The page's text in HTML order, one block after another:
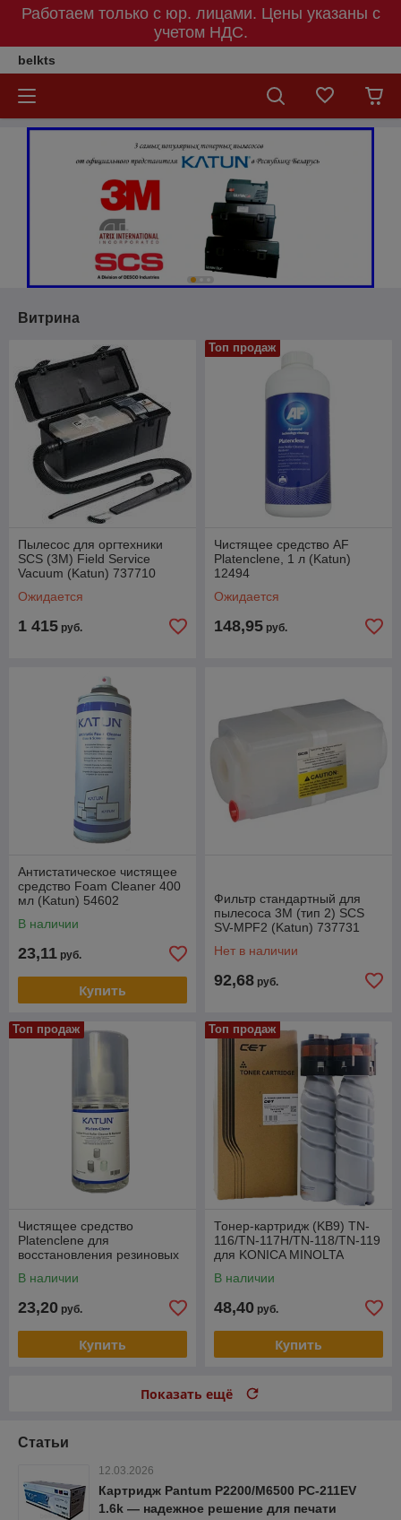
Работаем только с юр. лицами. Цены указаны c
учетом НДС.
belkts
Витрина
Пылесос для оргтехники
SCS (3M) Field Service
Vacuum (Katun) 737710
Ожидается
1 415 руб.
Топ продаж
Чистящее средство AF
Platenclene, 1 л (Katun)
12494
Ожидается
148,95 руб.
Антистатическое чистящее
средство Foam Cleaner 400
мл (Katun) 54602
В наличии
23,11 руб.
Купить
Фильтр стандартный для
пылесоса 3M (тип 2) SCS
SV-MPF2 (Katun) 737731
Нет в наличии
92,68 руб.
Топ продаж
Чистящее средство
Platenclene для
восстановления резиновых
(Katun) 62330 (10388)
В наличии
23,20 руб.
Купить
Топ продаж
Тонер-картридж (KB9) TN-
116/TN-117H/TN-118/TN-119
для KONICA MINOLTA
(CET), 280г
В наличии
48,40 руб.
Купить
Показать ещё
Статьи
12.03.2026
Картридж Pantum P2200/M6500 PC-211EV
1.6k — надежное решение для печати